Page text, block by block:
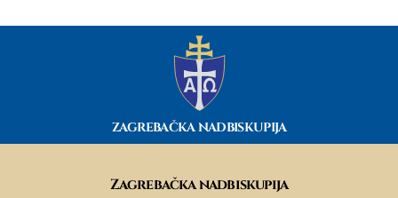
ZAGREBAČKA NADBISKUPIJA
Zagrebačka nadbiskupija